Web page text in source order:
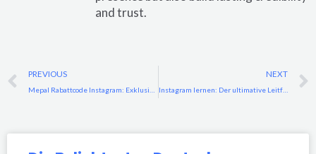
and trust.
Prev
PREVIOUS NEXT
Instagram lernen: Der ultimative Leitfaden für Einsteiger und Fortgeschrittene